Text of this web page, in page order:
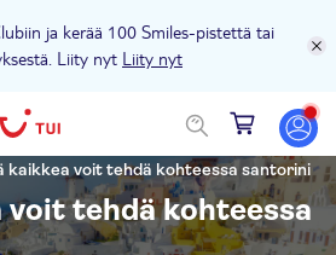
ja kerää 100 Smiles-pistettä tai
Liity nyt Liity nyt
kaikkea voit tehdä kohteessa santorini
tehdä kohteessa